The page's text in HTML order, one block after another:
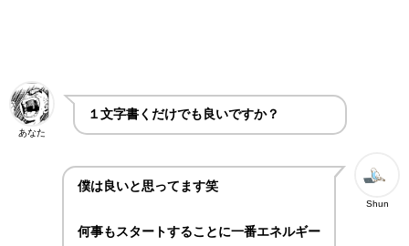
あなた
１文字書くだけでも良いですか？
Shun
僕は良いと思ってます笑
何事もスタートすることに一番エネルギー